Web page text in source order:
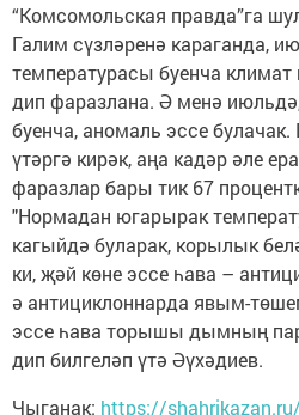
“Комсомольская правда”га
Галим сүзләренә караганда,
температурасы буенча
дип фаразлана. Ә менә
буенча, аномаль эссе
үтәргә кирәк, аңа кадәр әле
фаразлар бары тик 67
"Нормадан югарырак
кагыйдә буларак, корылык
ки, җәй көне эссе һава –
ә антициклоннарда явым-
эссе һава торышы дымның
дип билгеләп үтә Әүхәдиев.
Чыганак: https://